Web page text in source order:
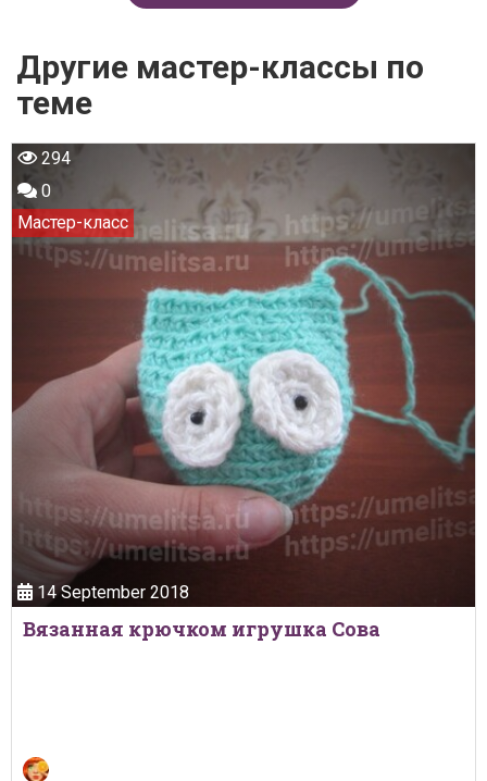
Другие мастер-классы по
теме
8 September 2018
357
Мастер-класс
Cмотреть видео
0
Игрушка крючком Мышка